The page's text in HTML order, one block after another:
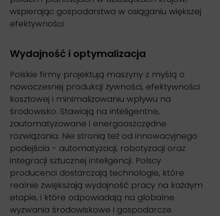
wspierając gospodarstwa w osiąganiu większej
efektywności.
Wydajność i optymalizacja
Polskie firmy projektują maszyny z myślą o
nowoczesnej produkcji żywności, efektywności
kosztowej i minimalizowaniu wpływu na
środowisko. Stawiają na inteligentne,
zautomatyzowane i energooszczędne
rozwiązania. Nie stronią też od innowacyjnego
podejścia - automatyzacji, robotyzacji oraz
integracji sztucznej inteligencji. Polscy
producenci dostarczają technologie, które
realnie zwiększają wydajność pracy na każdym
etapie, i które odpowiadają na globalne
wyzwania środowiskowe i gospodarcze.